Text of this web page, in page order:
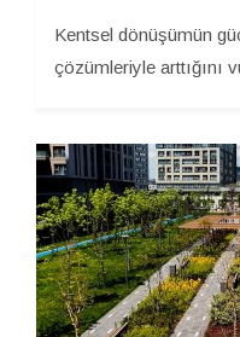
Kentsel dönüşümün
çözümleriyle arttığını